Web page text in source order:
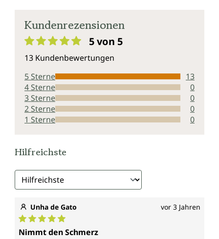
Kundenrezensionen
5 von 5
13 Kundenbewertungen
5 Sterne
13
4 Sterne
0
3 Sterne
0
2 Sterne
0
1 Sterne
0
Hilfreichste
Unha de Gato vor 3 Jahren
Durchschnittliche Bewertung von 5 von 5 Sternen
Nimmt den Schmerz